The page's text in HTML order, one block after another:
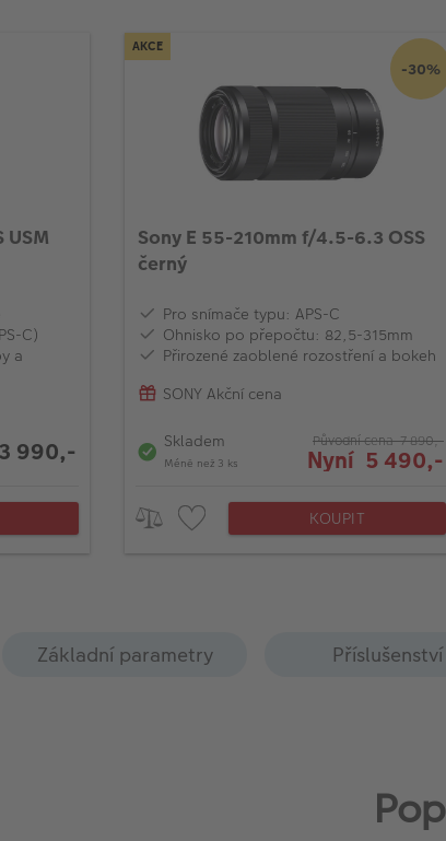
USM
C)
a
990,-
AKCE
-30%
Sony E 55-210mm f/4.5-6.3 OSS
černý
Pro snímače typu: APS-C
Ohnisko po přepočtu: 82,5-315mm
Přirozené zaoblené rozostření a bokeh
SONY Akční cena
Skladem
Méně než 3 ks
Původní cena 7 890,-
Nyní 5 490,-
KOUPIT
Základní parametry Příslušenství